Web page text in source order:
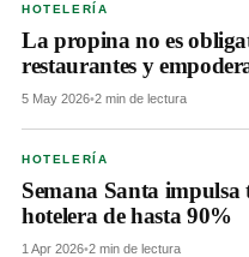
HOTELERÍA
La propina no es
restaurantes y
5 May 2026•2 min de lectura
HOTELERÍA
Semana Santa
hotelera de hasta 90%
1 Apr 2026•2 min de lectura